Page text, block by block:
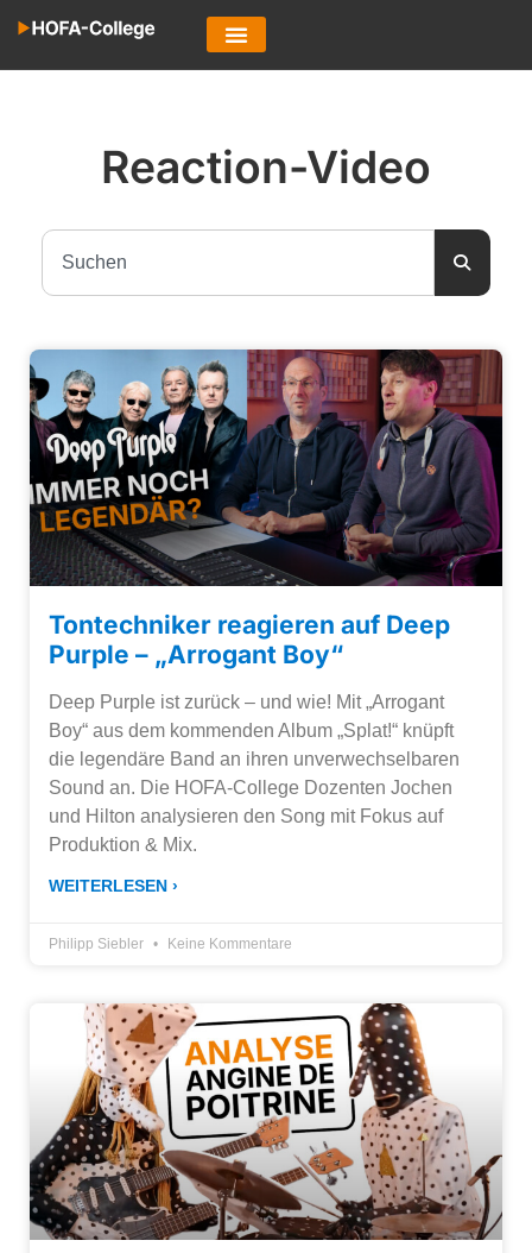
Reaction-Video
Tontechniker reagieren auf Deep
Purple – „Arrogant Boy“
Deep Purple ist zurück – und wie! Mit „Arrogant
Boy“ aus dem kommenden Album „Splat!“ knüpft
die legendäre Band an ihren unverwechselbaren
Sound an. Die HOFA-College Dozenten Jochen
und Hilton analysieren den Song mit Fokus auf
Produktion & Mix.
WEITERLESEN ›
Philipp Siebler Keine Kommentare